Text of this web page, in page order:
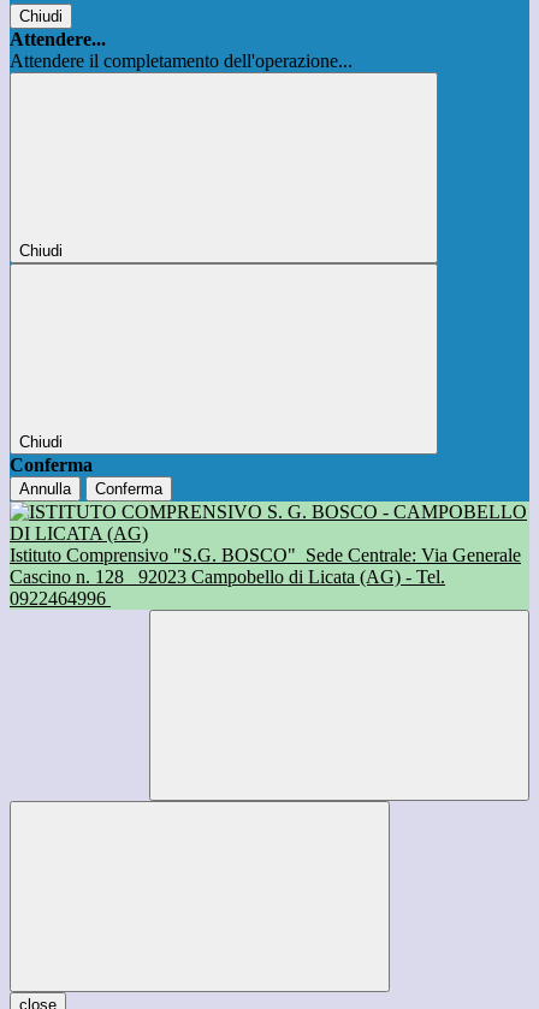
Chiudi
Attendere...
Attendere il completamento dell'operazione...
Chiudi
Chiudi
Conferma
Annulla Conferma
Istituto Comprensivo "S.G. BOSCO" Sede Centrale: Via Generale
Cascino n. 128
92023 Campobello di Licata (AG) - Tel.
0922464996
close